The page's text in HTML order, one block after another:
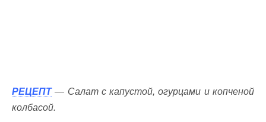
РЕЦЕПТ— Салат с капустой, огурцами и копченой
колбасой.